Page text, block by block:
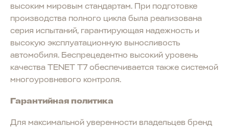
высоким мировым стандартам. При подготовке
производства полного цикла была реализована
серия испытаний, гарантирующая надежность и
высокую эксплуатационную выносливость
автомобиля. Беспрецедентно высокий уровень
качества TENET T7 обеспечивается также системой
многоуровневого контроля.
Гарантийная политика
Для максимальной уверенности владельцев бренд